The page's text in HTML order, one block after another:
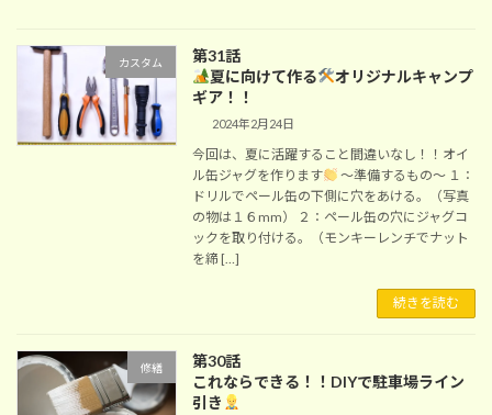
カスタム
第31話
夏に向けて作る
オリジナルキャンプ
ギア！！
2024年2月24日
今回は、夏に活躍すること間違いなし！！オイ
ル缶ジャグを作ります
～準備するもの～ １：
ドリルでペール缶の下側に穴をあける。（写真
の物は１６mm） ２：ペール缶の穴にジャグコ
ックを取り付ける。（モンキーレンチでナット
を締 […]
続きを読む
修繕
第30話
これならできる！！DIYで駐車場ライン
引き